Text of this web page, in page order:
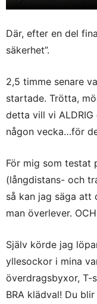
Där, efter en del
säkerhet”.
2,5 timme senare
startade. Trötta,
detta vill vi
någon vecka…för
För mig som testat
(långdistans- och
så kan jag säga att
man överlever.
Själv körde jag
yllesockor i mina
överdragsbyxor, T-
BRA klädval! Du